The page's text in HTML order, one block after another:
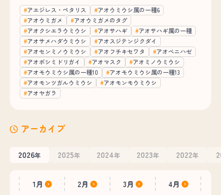
アエジレス・ペタリス
アオウミウシ属の一種6
アオウミガメ
アオウミガメのタグ
アオクシエラウミウシ
アオサハギ
アオサハギ属の一種
アオサメハダウミウシ
アオスジテンジクダイ
アオセンミノウミウシ
アオフチキセワタ
アオベニハゼ
アオボシミドリガイ
アオマスク
アオミノウミウシ
アオモウミウシ属の一種10
アオモウミウシ属の一種13
アオモンツガルウミウシ
アオモンモウミウシ
アオヤガラ
アーカイブ
2026年 2025年 2024年 2023年 2022年
1月 2月 3月
4月